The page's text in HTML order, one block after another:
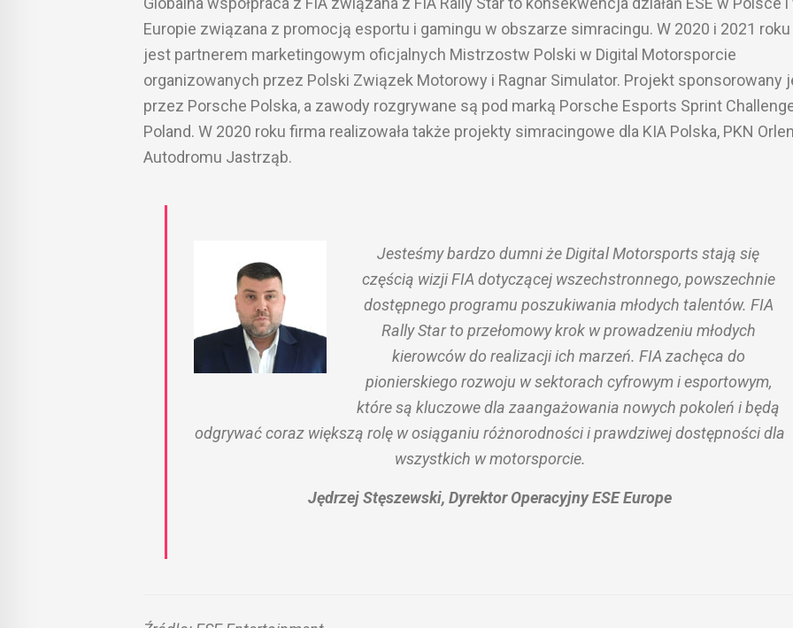
Europie związana z promocją esportu i gamingu w obszarze simracingu. W 2020 i 2021
jest partnerem marketingowym oficjalnych Mistrzostw Polski w Digital Motorsporcie
organizowanych przez Polski Związek Motorowy i Ragnar Simulator. Projekt sponsorowany
przez Porsche Polska, a zawody rozgrywane są pod marką Porsche Esports Sprint
Poland. W 2020 roku firma realizowała także projekty simracingowe dla KIA Polska, PKN
Autodromu Jastrząb.
Jesteśmy bardzo dumni że Digital Motorsports stają się
częścią wizji FIA dotyczącej wszechstronnego, powszechnie
dostępnego programu poszukiwania młodych talentów. FIA
Rally Star to przełomowy krok w prowadzeniu młodych
kierowców do realizacji ich marzeń. FIA zachęca do
pionierskiego rozwoju w sektorach cyfrowym i esportowym,
które są kluczowe dla zaangażowania nowych pokoleń i będą
odgrywać coraz większą rolę w osiąganiu różnorodności i prawdziwej dostępności dla
wszystkich w motorsporcie.
Jędrzej Stęszewski, Dyrektor Operacyjny ESE Europe